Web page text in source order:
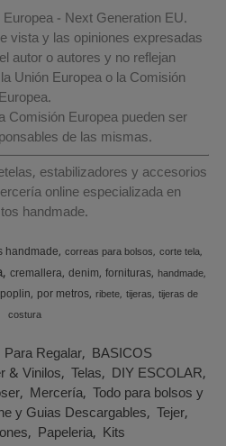
- Next Generation EU.
vista y las opiniones expresadas
autor o autores y no reflejan
Unión Europea o la Comisión
Europea.
Comisión Europea pueden ser
de las mismas.
estabilizadores y accesorios
online especializada en
handmade.
handmade correas para bolsos corte tela
cremallera denim fornituras handmade
poplin por metros ribete tijeras tijeras de
costura
Para Regalar BASICOS
& Vinilos Telas DIY ESCOLAR
Mercería Todo para bolsos y
y Guias Descargables Tejer
Papeleria Kits